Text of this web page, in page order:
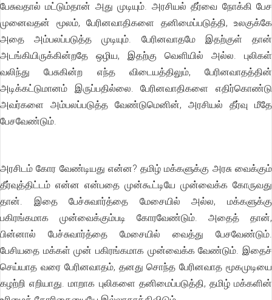
பேசுவதால் மட்டும்தான் அது முடியும். அரசியல் தீர்வை நோக்கி பேச
முனைவதன் மூலம், பேரினவாதிகளை தனிமைப்படுத்தி, உலகுக்கே
அதை அம்பலப்படுத்த முடியும். பேரினவாதமே இதற்குள் தான்
அடங்கியிருக்கின்றதே ஒழிய, இதற்கு வெளியில் அல்ல. புலிகள்
வலிந்து பேசுகின்ற எந்த விடையத்திலும், பேரினவாதத்தின்
அடிக்கட்டுமானம் இருப்பதில்லை. பேரினவாதிகளை எதிர்கொண்டு
அவர்களை அம்பலப்படுத்த வேண்டுமெனின், அரசியல் தீர்வு மீதே
பேசவேண்டும்.
அரசிடம் கோர வேண்டியது என்ன? தமிழ் மக்களுக்கு அரசு வைக்கும்
தீர்வுத்திட்டம் என்ன என்பதை முன்கூட்டியே முன்வைக்க கோருவது
தான். இதை பேச்சுவார்த்தை மேசையில் அல்ல, மக்களுக்கு
பகிரங்கமாக முன்வைக்கும்படி கோரவேண்டும். அதைத் தான்,
பின்னால் பேச்சுவார்த்தை மேசையில் வைத்து பேசவேண்டும்.
பேசியதை மக்கள் முன் பகிரங்கமாக முன்வைக்க வேண்டும். இதைச்
செய்யாத வரை பேரினவாதம், தனது சொந்த பேரினவாத மூகமுடியை
கழற்றி எறியாது. மாறாக புலிகளை தனிமைப்படுத்தி, தமிழ் மக்களின்